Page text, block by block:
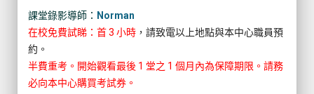
課堂錄影導師： Norman
在校免費試睇：首 3 小時 ，請致電以上地點與本中心職員預
約。
半費重考。開始觀看最後 1 堂之 1 個月內為保障期限。請務
必向本中心購買考試券。